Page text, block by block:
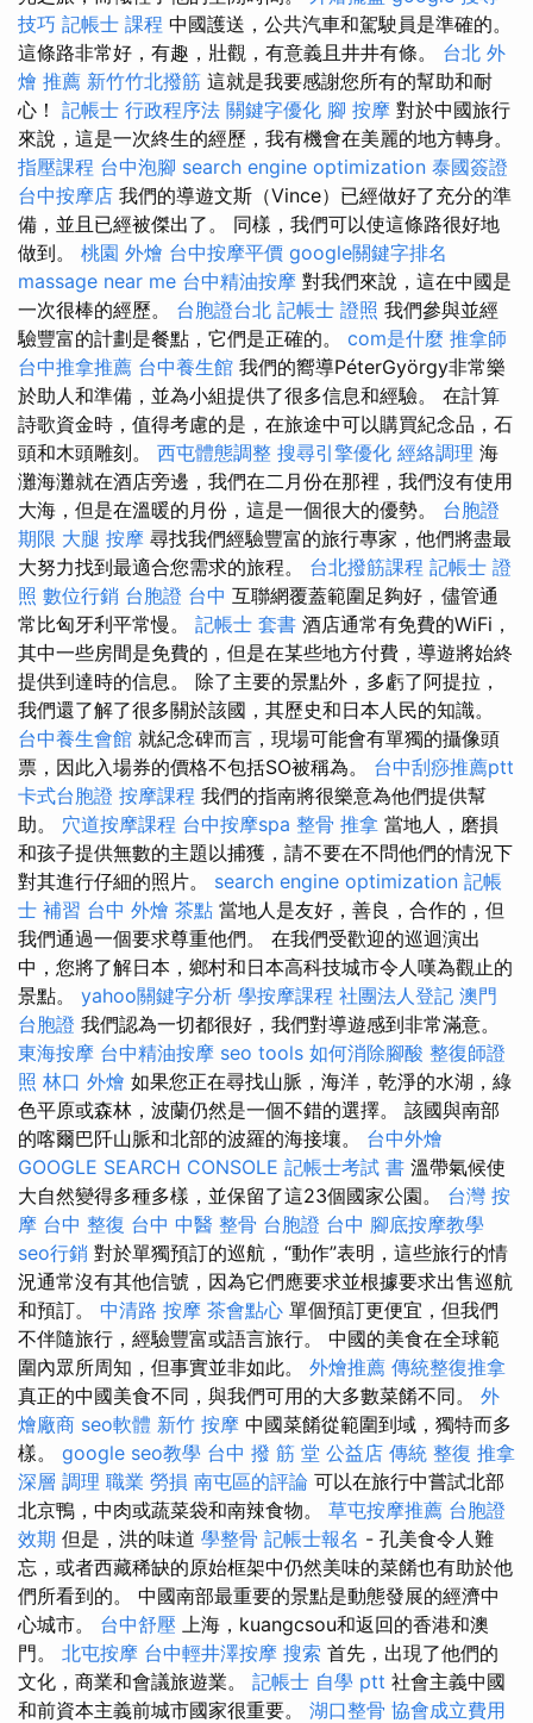
技巧 記帳士 課程 中國護送，公共汽車和駕駛員是準確的。
這條路非常好，有趣，壯觀，有意義且井井有條。 台北 外
燴 推薦 新竹竹北撥筋 這就是我要感謝您所有的幫助和耐
心！ 記帳士 行政程序法 關鍵字優化 腳 按摩 對於中國旅行
來說，這是一次終生的經歷，我有機會在美麗的地方轉身。
指壓課程 台中泡腳 search engine optimization 泰國簽證
台中按摩店 我們的導遊文斯（Vince）已經做好了充分的準
備，並且已經被傑出了。 同樣，我們可以使這條路很好地
做到。 桃園 外燴 台中按摩平價 google關鍵字排名
massage near me 台中精油按摩 對我們來說，這在中國是
一次很棒的經歷。 台胞證台北 記帳士 證照 我們參與並經
驗豐富的計劃是餐點，它們是正確的。 com是什麼 推拿師
台中推拿推薦 台中養生館 我們的嚮導PéterGyörgy非常樂
於助人和準備，並為小組提供了很多信息和經驗。 在計算
詩歌資金時，值得考慮的是，在旅途中可以購買紀念品，石
頭和木頭雕刻。 西屯體態調整 搜尋引擎優化 經絡調理 海
灘海灘就在酒店旁邊，我們在二月份在那裡，我們沒有使用
大海，但是在溫暖的月份，這是一個很大的優勢。 台胞證
期限 大腿 按摩 尋找我們經驗豐富的旅行專家，他們將盡最
大努力找到最適合您需求的旅程。 台北撥筋課程 記帳士 證
照 數位行銷 台胞證 台中 互聯網覆蓋範圍足夠好，儘管通
常比匈牙利平常慢。 記帳士 套書 酒店通常有免費的WiFi，
其中一些房間是免費的，但是在某些地方付費，導遊將始終
提供到達時的信息。 除了主要的景點外，多虧了阿提拉，
我們還了解了很多關於該國，其歷史和日本人民的知識。
台中養生會館 就紀念碑而言，現場可能會有單獨的攝像頭
票，因此入場券的價格不包括SO被稱為。 台中刮痧推薦ptt
卡式台胞證 按摩課程 我們的指南將很樂意為他們提供幫
助。 穴道按摩課程 台中按摩spa 整骨 推拿 當地人，磨損
和孩子提供無數的主題以捕獲，請不要在不問他們的情況下
對其進行仔細的照片。 search engine optimization 記帳
士 補習 台中 外燴 茶點 當地人是友好，善良，合作的，但
我們通過一個要求尊重他們。 在我們受歡迎的巡迴演出
中，您將了解日本，鄉村和日本高科技城市令人嘆為觀止的
景點。 yahoo關鍵字分析 學按摩課程 社團法人登記 澳門
台胞證 我們認為一切都很好，我們對導遊感到非常滿意。
東海按摩 台中精油按摩 seo tools 如何消除腳酸 整復師證
照 林口 外燴 如果您正在尋找山脈，海洋，乾淨的水湖，綠
色平原或森林，波蘭仍然是一個不錯的選擇。 該國與南部
的喀爾巴阡山脈和北部的波羅的海接壤。 台中外燴
GOOGLE SEARCH CONSOLE 記帳士考試 書 溫帶氣候使
大自然變得多種多樣，並保留了這23個國家公園。 台灣 按
摩 台中 整復 台中 中醫 整骨 台胞證 台中 腳底按摩教學
seo行銷 對於單獨預訂的巡航，“動作”表明，這些旅行的情
況通常沒有其他信號，因為它們應要求並根據要求出售巡航
和預訂。 中清路 按摩 茶會點心 單個預訂更便宜，但我們
不伴隨旅行，經驗豐富或語言旅行。 中國的美食在全球範
圍內眾所周知，但事實並非如此。 外燴推薦 傳統整復推拿
真正的中國美食不同，與我們可用的大多數菜餚不同。 外
燴廠商 seo軟體 新竹 按摩 中國菜餚從範圍到域，獨特而多
樣。 google seo教學 台中 撥 筋 堂 公益店 傳統 整復 推拿
深層 調理 職業 勞損 南屯區的評論 可以在旅行中嘗試北部
北京鴨，中肉或蔬菜袋和南辣食物。 草屯按摩推薦 台胞證
效期 但是，洪的味道 學整骨 記帳士報名 - 孔美食令人難
忘，或者西藏稀缺的原始框架中仍然美味的菜餚也有助於他
們所看到的。 中國南部最重要的景點是動態發展的經濟中
心城市。 台中舒壓 上海，kuangcsou和返回的香港和澳
門。 北屯按摩 台中輕井澤按摩 搜索 首先，出現了他們的
文化，商業和會議旅遊業。 記帳士 自學 ptt 社會主義中國
和前資本主義前城市國家很重要。 湖口整骨 協會成立費用